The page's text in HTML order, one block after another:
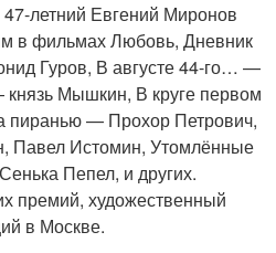
летний Евгений Миронов
в фильмах Любовь, Дневник
Гуров, В августе 44-го… —
Мышкин, В круге первом
— Прохор Петрович,
Павел Истомин, Утомлённые
Пепел, и других.
премий, художественный
в Москве.